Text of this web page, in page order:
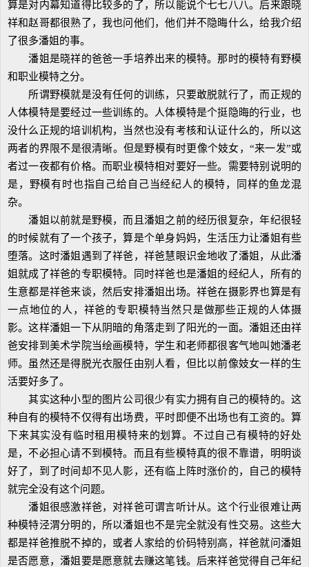
算是对内幕知道得比较多的了，所以能说个七七八八。后来跟晓
祥和赵哥都很熟了，我也问他们，他们并不隐晦什么，给我介绍
了很多潘姐的事。
潘姐是晓祥的爸爸一手培养出来的模特。那时的模特有野模
和职业模特之分。
所谓野模就是没有任何的训练，只要敢脱就行了，而正规的
人体模特是要经过一些训练的。人体模特是个挺隐晦的行业，也
没什么正规的培训机构，当然也没有考核和认证什么的，所以这
两者的界限不是很清晰。但是野模有时更像个妓女，“来一发”或
者过一夜都有价格。而职业模特相对要好一些。需要特别说明的
是，野模有时也指自己给自己当经纪人的模特，同样的鱼龙混
杂。
潘姐以前就是野模，而且潘姐之前的经历很复杂，年纪很轻
的时候就有了一个孩子，算是个单身妈妈，生活压力让潘姐有些
堕落。这时潘姐遇到了祥爸，祥爸慧眼识金地收了潘姐，从此潘
姐就成了祥爸的专职模特。同时祥爸也是潘姐的经纪人，所有的
生意都是祥爸来谈，然后安排潘姐出场。祥爸在摄影界也算是有
一点地位的人，祥爸的专职模特当然只是做那些正规的人体摄
影。这样潘姐一下从阴暗的角落走到了阳光的一面。潘姐还由祥
爸安排到美术学院当绘画模特，学生和老师都很客气地叫她潘老
师。虽然还是得脱光衣服任由别人看，但比以前像妓女一样的生
活要好多了。
其实这种小型的图片公司很少有实力拥有自己的模特的。这
种自有的模特不仅得有出场费，平时即便不出场也有工资的。算
下来其实没有临时租用模特来的划算。不过自己有模特的好处
是，不必担心请不到模特。而且有些模特真的很不靠谱，明明谈
好了，到了时间却不见人影，还有临上阵时涨价的，自己的模特
就完全没有这个问题。
潘姐很感激祥爸，对祥爸可谓言听计从。这个行业很难让两
种模特泾渭分明的，所以潘姐也不是完全就没有性交易。这些大
都是祥爸推脱不掉的，或者人家给的价码特别高，祥爸就问潘姐
是否愿意，潘姐要是愿意就去赚这笔钱。后来祥爸觉得自己年纪